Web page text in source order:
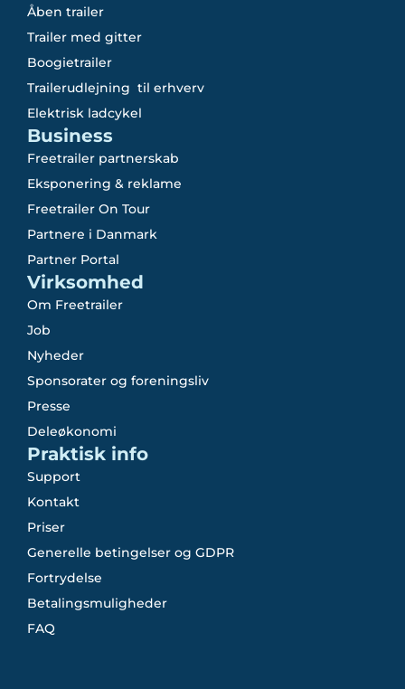
Åben trailer
Trailer med gitter
Boogietrailer
Trailerudlejning til erhverv
Elektrisk ladcykel
Business
Freetrailer partnerskab
Eksponering & reklame
Freetrailer On Tour
Partnere i Danmark
Partner Portal
Virksomhed
Om Freetrailer
Job
Nyheder
Sponsorater og foreningsliv
Presse
Deleøkonomi
Praktisk info
Support
Kontakt
Priser
Generelle betingelser og GDPR
Fortrydelse
Betalingsmuligheder
FAQ